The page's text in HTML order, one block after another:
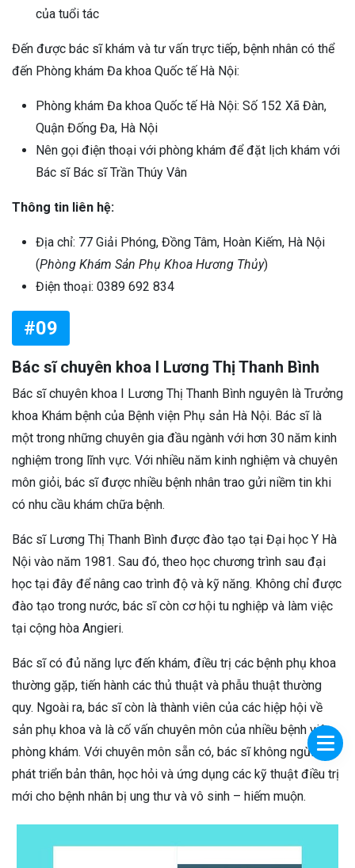
của tuổi tác
Đến được bác sĩ khám và tư vấn trực tiếp, bệnh nhân có thể
đến Phòng khám Đa khoa Quốc tế Hà Nội:
Phòng khám Đa khoa Quốc tế Hà Nội: Số 152 Xã Đàn,
Quận Đống Đa, Hà Nội
Nên gọi điện thoại với phòng khám để đặt lịch khám với
Bác sĩ Bác sĩ Trần Thúy Vân
Thông tin liên hệ:
Địa chỉ: 77 Giải Phóng, Đồng Tâm, Hoàn Kiếm, Hà Nội
(Phòng Khám Sản Phụ Khoa Hương Thủy)
Điện thoại: 0389 692 834
#09
Bác sĩ chuyên khoa I Lương Thị Thanh Bình
Bác sĩ chuyên khoa I Lương Thị Thanh Bình nguyên là Trưởng
khoa Khám bệnh của Bệnh viện Phụ sản Hà Nội. Bác sĩ là
một trong những chuyên gia đầu ngành với hơn 30 năm kinh
nghiệm trong lĩnh vực. Với nhiều năm kinh nghiệm và chuyên
môn giỏi, bác sĩ được nhiều bệnh nhân trao gửi niềm tin khi
có nhu cầu khám chữa bệnh.
Bác sĩ Lương Thị Thanh Bình được đào tạo tại Đại học Y Hà
Nội vào năm 1981. Sau đó, theo học chương trình sau đại
học tại đây để nâng cao trình độ và kỹ năng. Không chỉ được
đào tạo trong nước, bác sĩ còn cơ hội tu nghiệp và làm việc
tại cộng hòa Angieri.
Bác sĩ có đủ năng lực đến khám, điều trị các bệnh phụ khoa
thường gặp, tiến hành các thủ thuật và phẫu thuật thường
quy. Ngoài ra, bác sĩ còn là thành viên của các hiệp hội về
sản phụ khoa và là cố vấn chuyên môn của nhiều bệnh viện,
phòng khám. Với chuyên môn sẵn có, bác sĩ không ngừng
phát triển bản thân, học hỏi và ứng dụng các kỹ thuật điều trị
mới cho bệnh nhân bị ung thư và vô sinh – hiếm muộn.